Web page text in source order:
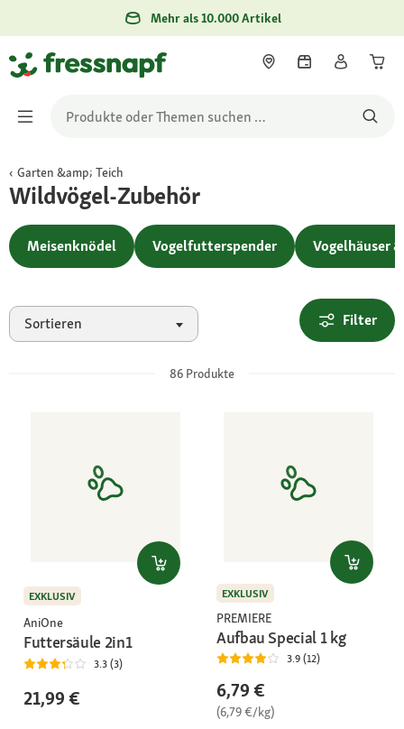
Mehr als 10.000 Artikel
Garten &amp; Teich
Wildvögel-Zubehör
Meisenknödel Vogelfutterspender Vogelhäuser
Sortieren Filter
86 Produkte
EXKLUSIV
AniOne
Futtersäule 2in1
3.3 (3)
21,99 €
EXKLUSIV
PREMIERE
Aufbau Special 1 kg
3.9 (12)
6,79 €
(6,79 €/kg)